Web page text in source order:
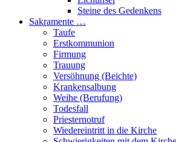
Steine des Gedenkens
Sakramente …
Taufe
Erstkommunion
Firmung
Trauung
Versöhnung (Beichte)
Krankensalbung
Weihe (Berufung)
Todesfall
Priesternotruf
Wiedereintritt in die Kirche